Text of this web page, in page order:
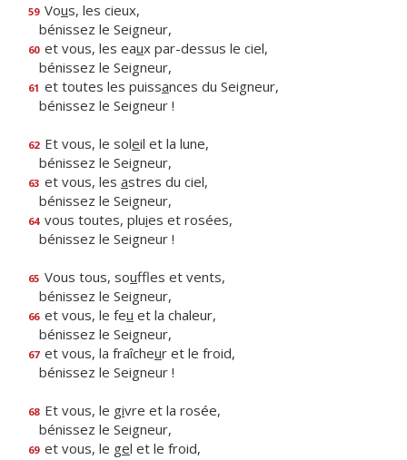
59 Vous, les cieux,
bénissez le Seigneur,
60 et vous, les eaux par-dessus le ciel,
bénissez le Seigneur,
61 et toutes les puissances du Seigneur,
bénissez le Seigneur !
62 Et vous, le soleil et la lune,
bénissez le Seigneur,
63 et vous, les astres du ciel,
bénissez le Seigneur,
64 vous toutes, pluies et rosées,
bénissez le Seigneur !
65 Vous tous, souffles et vents,
bénissez le Seigneur,
66 et vous, le feu et la chaleur,
bénissez le Seigneur,
67 et vous, la fraîcheur et le froid,
bénissez le Seigneur !
68 Et vous, le givre et la rosée,
bénissez le Seigneur,
69 et vous, le gel et le froid,